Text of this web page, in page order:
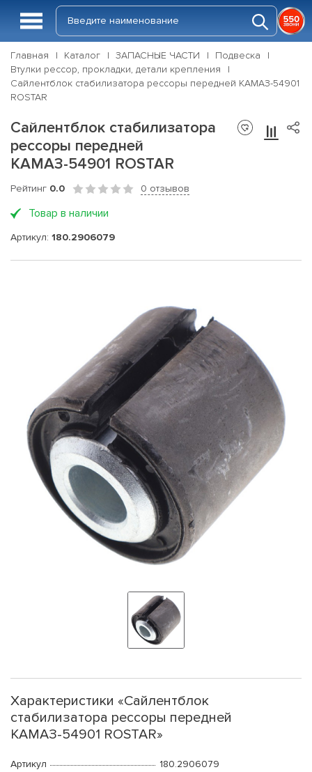
Главная Каталог ЗАПАСНЫЕ ЧАСТИ
Подвеска
Втулки рессор, прокладки, детали крепления
Сайлентблок стабилизатора рессоры передней КАМАЗ-54901
ROSTAR
Сайлентблок стабилизатора
рессоры передней
КАМАЗ-54901 ROSTAR
Рейтинг 0.0 0 отзывов
Товар в наличии
Артикул: 180.2906079
Характеристики «Сайлентблок
стабилизатора рессоры передней
КАМАЗ-54901 ROSTAR»
Артикул
180.2906079